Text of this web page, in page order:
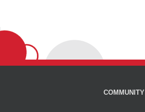
COMMUNITY